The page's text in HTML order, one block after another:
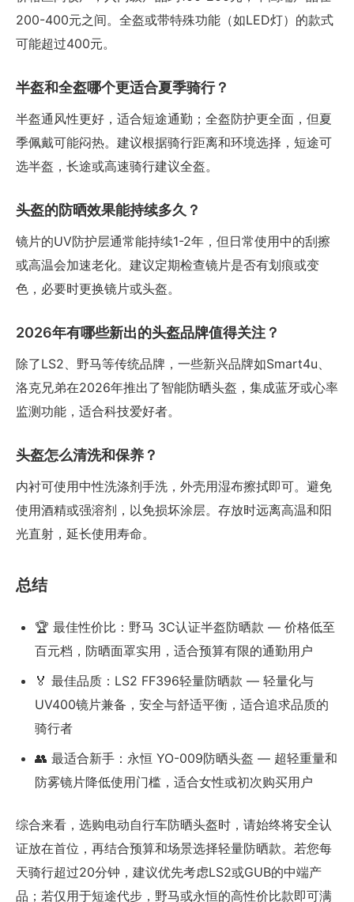
200-400元之间。全盔或带特殊功能（如LED灯）的款式
可能超过400元。
半盔和全盔哪个更适合夏季骑行？
半盔通风性更好，适合短途通勤；全盔防护更全面，但夏
季佩戴可能闷热。建议根据骑行距离和环境选择，短途可
选半盔，长途或高速骑行建议全盔。
头盔的防晒效果能持续多久？
镜片的UV防护层通常能持续1-2年，但日常使用中的刮擦
或高温会加速老化。建议定期检查镜片是否有划痕或变
色，必要时更换镜片或头盔。
2026年有哪些新出的头盔品牌值得关注？
除了LS2、野马等传统品牌，一些新兴品牌如Smart4u、
洛克兄弟在2026年推出了智能防晒头盔，集成蓝牙或心率
监测功能，适合科技爱好者。
头盔怎么清洗和保养？
内衬可使用中性洗涤剂手洗，外壳用湿布擦拭即可。避免
使用酒精或强溶剂，以免损坏涂层。存放时远离高温和阳
光直射，延长使用寿命。
总结
🏆 最佳性价比：野马 3C认证半盔防晒款 — 价格低至
百元档，防晒面罩实用，适合预算有限的通勤用户
🏅 最佳品质：LS2 FF396轻量防晒款 — 轻量化与
UV400镜片兼备，安全与舒适平衡，适合追求品质的
骑行者
👥 最适合新手：永恒 YO-009防晒头盔 — 超轻重量和
防雾镜片降低使用门槛，适合女性或初次购买用户
综合来看，选购电动自行车防晒头盔时，请始终将安全认
证放在首位，再结合预算和场景选择轻量防晒款。若您每
天骑行超过20分钟，建议优先考虑LS2或GUB的中端产
品；若仅用于短途代步，野马或永恒的高性价比款即可满